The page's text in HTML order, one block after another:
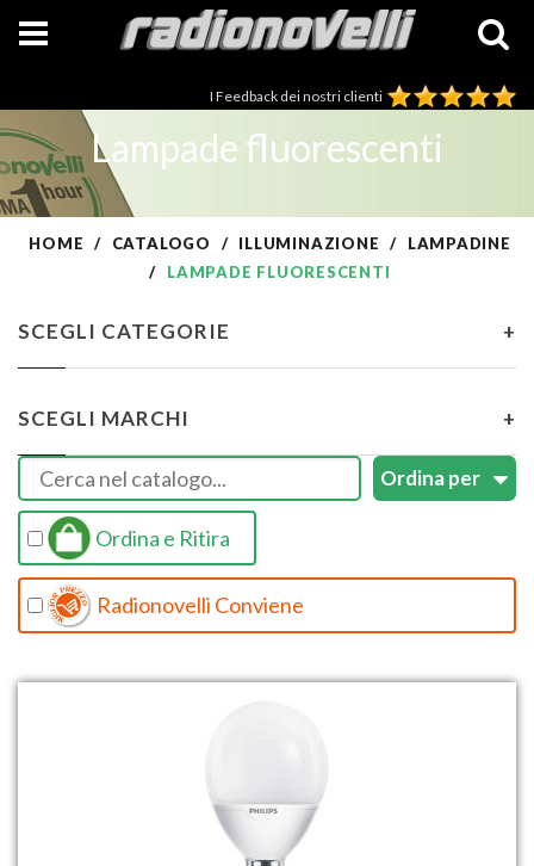
I Feedback dei nostri clienti
Lampade fluorescenti
HOME CATALOGO ILLUMINAZIONE
LAMPADINE
LAMPADE FLUORESCENTI
SCEGLI CATEGORIE +
SCEGLI MARCHI +
Ordina e Ritira
Radionovelli Conviene